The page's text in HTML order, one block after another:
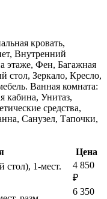
кровать,
Внутренний
этаже, Фен, Багажная
стол, Зеркало, Кресло,
Ванная комната:
кабина, Унитаз,
средства,
Санузел, Тапочки,
Цена
стол), 1-мест.
4 850
₽
6 350